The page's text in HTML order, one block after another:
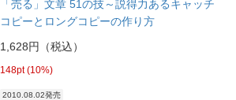
「売る」文章 51の技～説得力あるキャッチ
コピーとロングコピーの作り方
1,628円（税込）
148pt (10%)
2010.08.02発売